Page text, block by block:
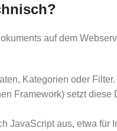
auf dem
Kategorien oder Filter.
Framework) setzt diese
JavaScript aus, etwa für